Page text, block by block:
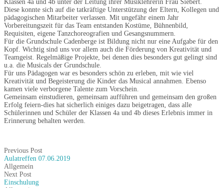
Klassen 4a und 4b unter der Leitung ihrer Musiklehrerin Frau Siebert.
Diese konnte sich auf die tatkräftige Unterstützung der Eltern, Kollegen und
pädagogischen Mitarbeiter verlassen. Mit ungefähr einem Jahr
Vorbereitungszeit für das Team entstanden Kostüme, Bühnenbild,
Requisiten, eigene Tanzchoreografien und Gesangsnummern.
Für die Grundschule Cadenberge ist Bildung nicht nur eine Aufgabe für den
Kopf. Wichtig sind uns vor allem auch die Förderung von Kreativität und
Teamgeist. Regelmäßige Projekte, bei denen dies besonders gut gelingt sind
u.a. die Musicals der Grundschule.
Für uns Pädagogen war es besonders schön zu erleben, mit wie viel
Kreativität und Begeisterung die Kinder das Musical annahmen. Ebenso
kamen viele verborgene Talente zum Vorschein.
Gemeinsam einstudieren, gemeinsam aufführen und gemeinsam den großen
Erfolg feiern-dies hat sicherlich einiges dazu beigetragen, dass alle
Schülerinnen und Schüler der Klassen 4a und 4b dieses Erlebnis immer in
Erinnerung behalten werden.
Previous Post
Aulatreffen 07.06.2019
Allgemein
Next Post
Einschulung